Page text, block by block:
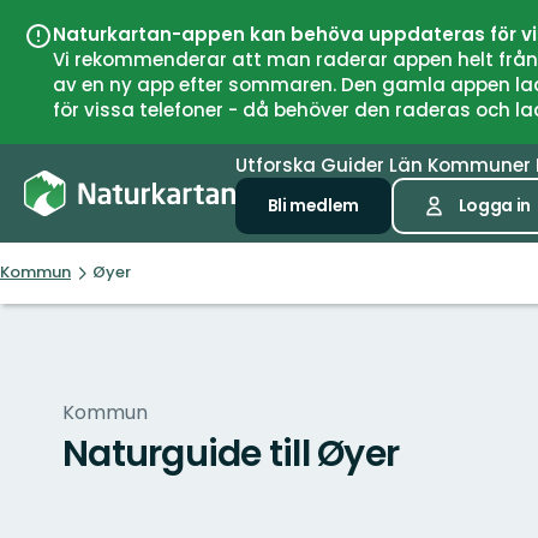
Naturkartan-appen kan behöva uppdateras för
Vi rekommenderar att man raderar appen helt
av en ny app efter sommaren. Den gamla
för vissa telefoner - då behöver den raderas och
Utforska Guider Län Kommuner
Bli medlem Logga in
Kommun Øyer
Kommun
Naturguide till Øyer